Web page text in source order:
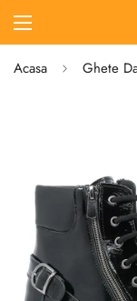
Acasa Ghete